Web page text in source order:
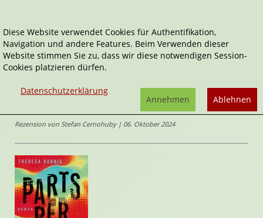
Home Belletristik Parts per Million
Parts per Million
Gewalt ist eine Option
Rezension von Stefan Cernohuby | 06. Oktober 2024
Diese Website verwendet Cookies für Authentifikation,
Navigation und andere Features. Beim Verwenden dieser
Website stimmen Sie zu, dass wir diese notwendigen Session-
Cookies platzieren dürfen.
Datenschutzerklärung
Ablehnen
Annehmen